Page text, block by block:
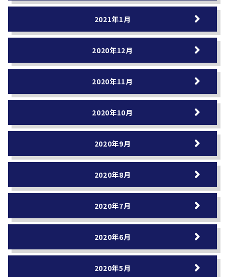
2021年1月
2020年12月
2020年11月
2020年10月
2020年9月
2020年8月
2020年7月
2020年6月
2020年5月